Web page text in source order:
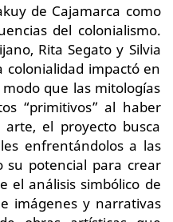
de Cajamarca como
del colonialismo.
Rita Segato y Silvia
colonialidad impactó en
que las mitologías
“primitivos” al haber
el proyecto busca
enfrentándolos a las
su potencial para crear
el análisis simbólico de
imágenes y narrativas